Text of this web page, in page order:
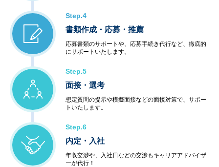
Step.4
書類作成・応募・推薦
応募書類のサポートや、応募手続き代行など、徹底的
にサポートいたします。
Step.5
面接・選考
想定質問の提示や模擬面接などの面接対策で、サポー
トいたします。
Step.6
内定・入社
年収交渉や、入社日などの交渉もキャリアアドバイザ
ーが代行！